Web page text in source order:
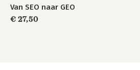
Van SEO naar GEO
€ 27,50